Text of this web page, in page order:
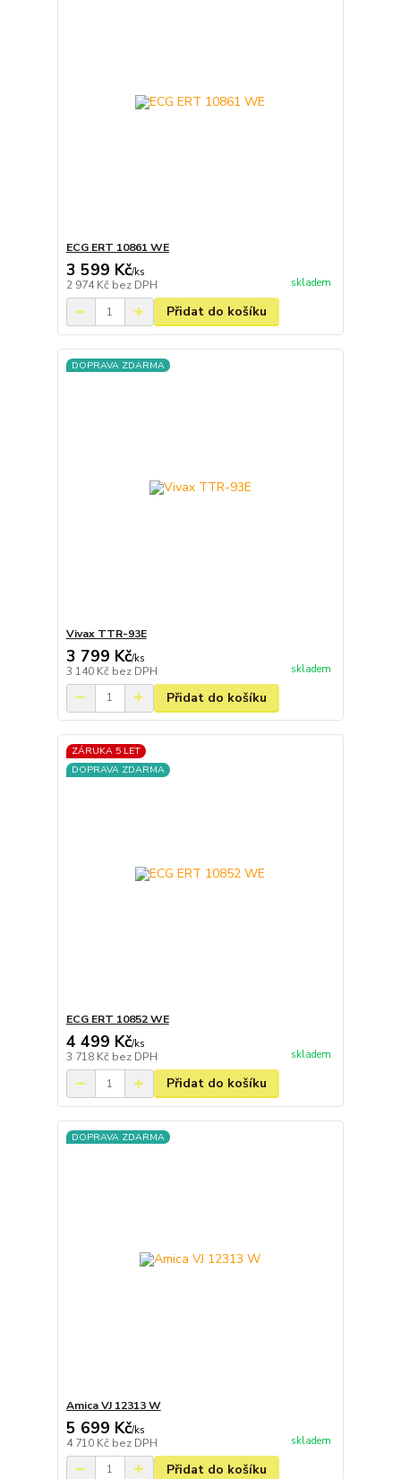
ECG ERT 10861 WE
3 599 Kč/ks
2 974 Kč bez DPH skladem
Přidat do košíku
DOPRAVA ZDARMA
Vivax TTR-93E
3 799 Kč/ks
3 140 Kč bez DPH skladem
Přidat do košíku
ZÁRUKA 5 LET
DOPRAVA ZDARMA
ECG ERT 10852 WE
4 499 Kč/ks
3 718 Kč bez DPH skladem
Přidat do košíku
DOPRAVA ZDARMA
Amica VJ 12313 W
5 699 Kč/ks
4 710 Kč bez DPH skladem
Přidat do košíku